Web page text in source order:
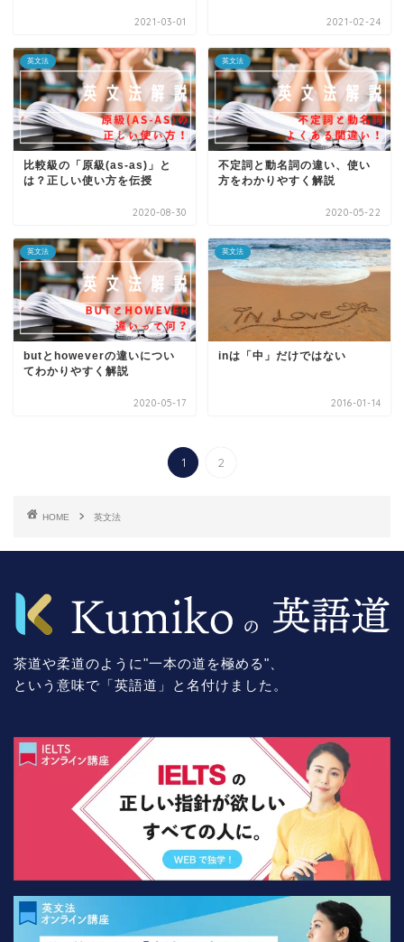
2021-03-01 2021-02-24
英文法
比較級の「原級(as-as)」と
は？正しい使い方を伝授
2020-08-30
英文法
不定詞と動名詞の違い、使い
方をわかりやすく解説
2020-05-22
英文法
butとhoweverの違いについ
てわかりやすく解説
2020-05-17
英文法
inは「中」だけではない
2016-01-14
1 2
HOME 英文法
茶道や柔道のように"一本の道を極める"、
という意味で「英語道」と名付けました。